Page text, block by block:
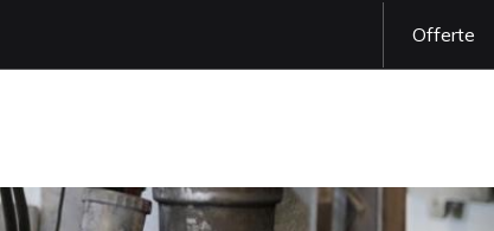
Offerte